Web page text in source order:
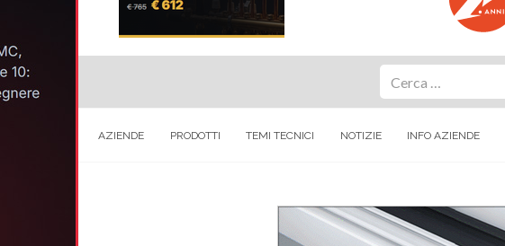
AZIENDE PRODOTTI TEMI TECNICI NOTIZIE INFO AZIENDE